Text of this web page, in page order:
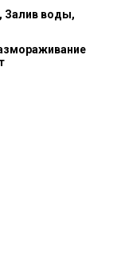
Залив воды,